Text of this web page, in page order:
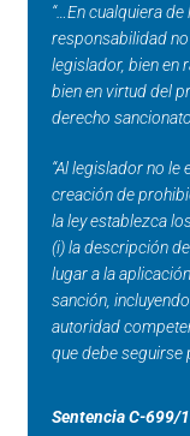
“…En cualquiera
responsabilidad
legislador, bien en
bien en virtud del
derecho
“Al legislador no
creación de
la ley establezca
(i) la descripción
lugar a la
sanción,
autoridad
que debe seguirse
Sentencia C-699/